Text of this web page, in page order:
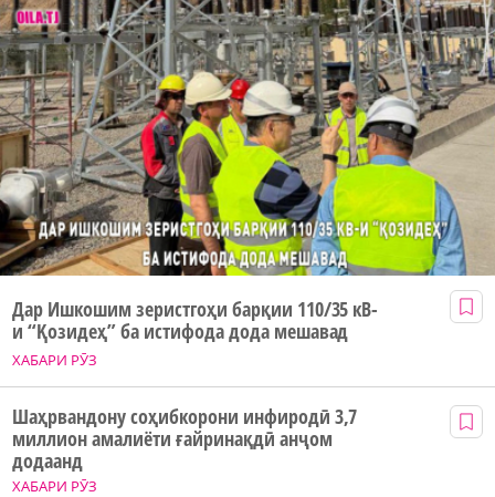
ХАБАРИ РӮЗ
Дар Ишкошим зеристгоҳи барқии 110/35 кВ-
и “Қозидеҳ” ба истифода дода мешавад
ХАБАРИ РӮЗ
Шаҳрвандону соҳибкорони инфиродӣ 3,7
миллион амалиёти ғайринақдӣ анҷом
додаанд